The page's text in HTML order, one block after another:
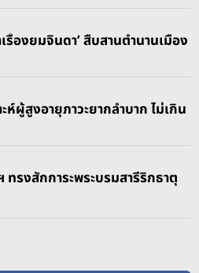
เรื่องยมจินดา’ สืบสานตำนานเมือง
ผู้สูงอายุภาวะยากลำบาก ไม่เกิน
ทรงสักการะพระบรมสารีริกธาตุ